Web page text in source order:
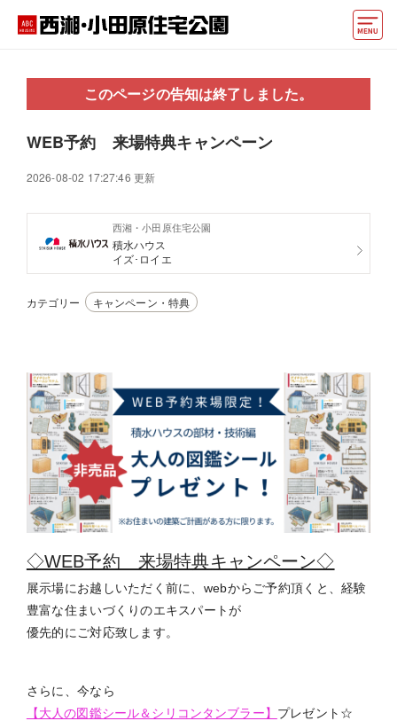
住宅会社・ハウスメーカー
イベント情報・プレゼント
アクセス
好みからモデルハウスを探す
住まいづくりお役立ち情報
他の展示場
このページの告知は終了しました。
WEB予約 来場特典キャンペーン
2026-08-02 17:27:46 更新
西湘・小田原住宅公園
積水ハウス
イズ･ロイエ
カテゴリー キャンペーン・特典
◇WEB予約 来場特典キャンペーン◇
展示場にお越しいただく前に、webからご予約頂くと、経験
豊富な住まいづくりのエキスパートが
優先的にご対応致します。
さらに、今なら
【大人の図鑑シール＆シリコンタンブラー】 プレゼント☆